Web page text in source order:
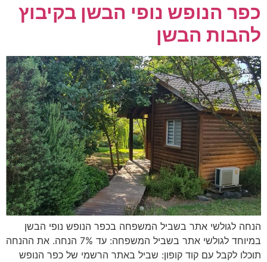
כפר הנופש נופי הבשן בקיבוץ
להבות הבשן
הנחה לגולשי אתר בשביל המשפחה בכפר הנופש נופי הבשן
במיוחד לגולשי אתר בשביל המשפחה: עד 7% הנחה. את ההנחה
תוכלו לקבל עם קוד קופון: שביל באתר הרשמי של כפר הנופש